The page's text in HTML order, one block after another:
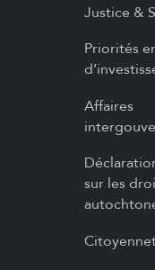
Justice &
Priorités
Affaires
sur les